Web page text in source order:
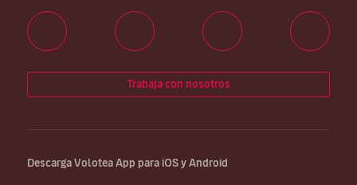
Trabaja con nosotros
Descarga Volotea App para iOS y Android